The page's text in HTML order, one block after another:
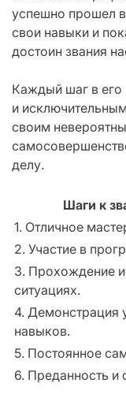
успешно прошел
свои навыки и
достоин звания
Каждый шаг в его
и
своим
делу.
Шаги к
1. Отличное
2. Участие в
3. Прохождение
ситуациях.
4. Демонстрация
навыков.
5. Постоянное
6. Преданность и